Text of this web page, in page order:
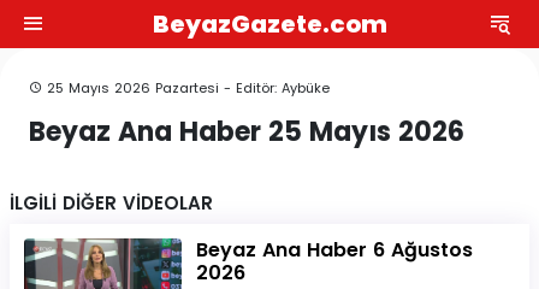
BeyazGazete.com
25 Mayıs 2026 Pazartesi - Editör: Aybüke
Beyaz Ana Haber 25 Mayıs 2026
İLGİLİ DİĞER VİDEOLAR
Beyaz Ana Haber 6 Ağustos
2026